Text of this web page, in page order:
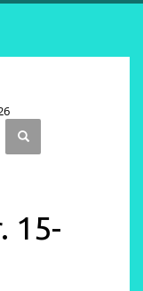
15-